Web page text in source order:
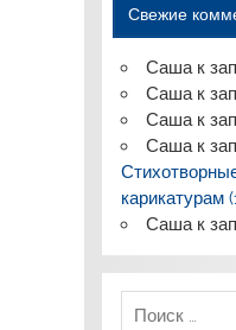
Свежие
Сашак
Сашак
Сашак
Сашак
карикатурам
Сашак